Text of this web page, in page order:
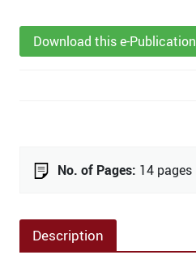
Download this e-Publication
No. of Pages: 14 pages
Description